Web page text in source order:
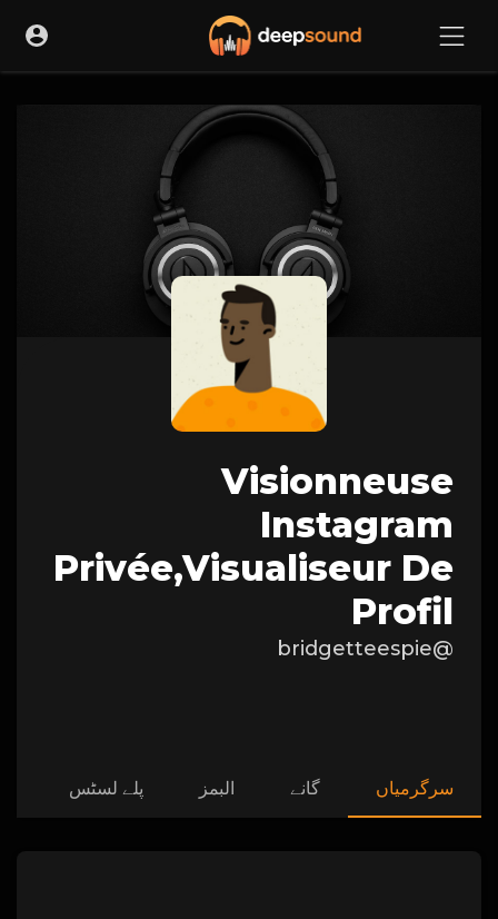
Visionneuse
Instagram
Privée,visualiseur De
Profil
@bridgetteespie
سرگرمیاں گانے البمز پلے لسٹس